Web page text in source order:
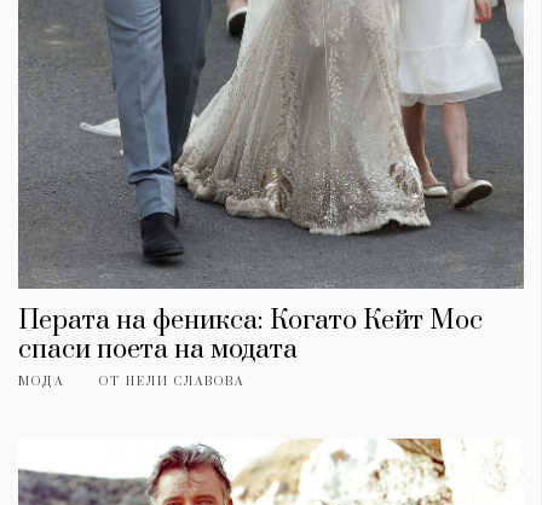
Перата на феникса: Когато Кейт Мос
спаси поета на модата
МОДА ОТ НЕЛИ СЛАВОВА